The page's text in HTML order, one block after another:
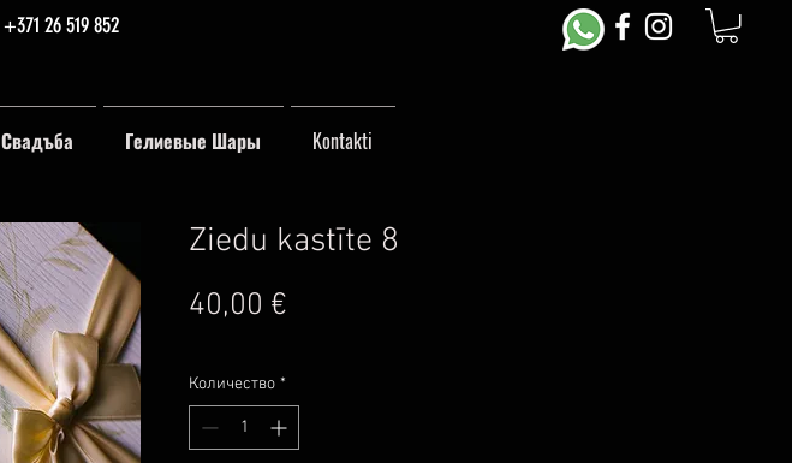
+371 26 519 852
Свадъба Гелиевые Шары Kontakti
Ziedu kastīte 8
40,00 €
Количество *